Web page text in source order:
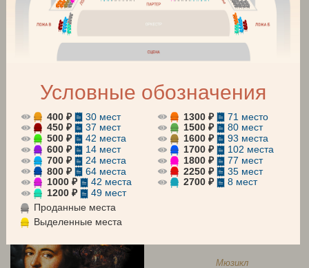
АБОНЕМЕНТЫ Оперетта Мюзикл
Для детей Концерт
август 2026 сентябрь 2026 октябрь 2026
Мюзикл
Условные обозначения
400 ₽
30 мест
450 ₽
37 мест
500 ₽
42 места
600 ₽
14 мест
700 ₽
24 места
800 ₽
64 места
1000 ₽
42 места
1200 ₽
49 мест
1300 ₽
71 место
1500 ₽
80 мест
1600 ₽
93 места
1700 ₽
102 места
1800 ₽
77 мест
2250 ₽
35 мест
2700 ₽
8 мест
Проданные места
Выделенные места